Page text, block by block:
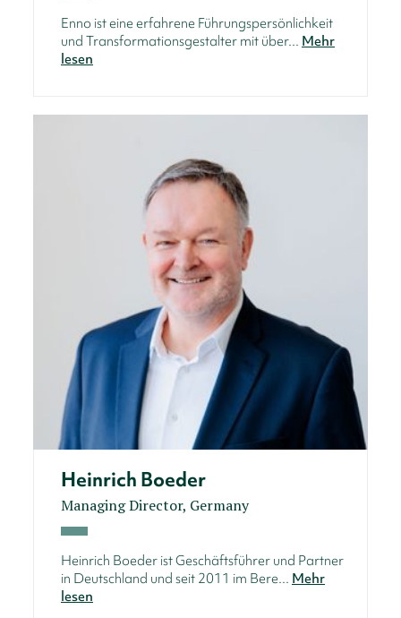
Enno ist eine erfahrene Führungspersönlichkeit
und Transformationsgestalter mit über... Mehr
lesen
Heinrich Boeder
Managing Director, Germany
Heinrich Boeder ist Geschäftsführer und Partner
in Deutschland und seit 2011 im Bere... Mehr
lesen